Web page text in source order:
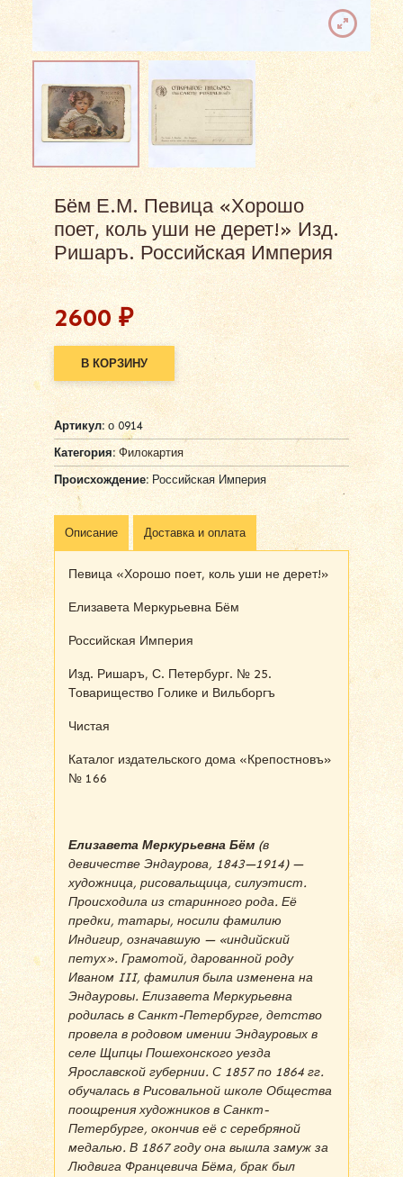
Бём Е.М. Певица «Хорошо
поет, коль уши не дерет!» Изд.
Ришаръ. Российская Империя
2600₽
В КОРЗИНУ
Alternative:
Артикул: о 0914
Категория: Филокартия
Происхождение:Российская Империя
Описание Доставка и оплата
Певица «Хорошо поет, коль уши не дерет!»
Елизавета Меркурьевна Бём
Российская Империя
Изд. Ришаръ, С. Петербург. № 25.
Товарищество Голике и Вильборгъ
Чистая
Каталог издательского дома «Крепостновъ»
№ 166
Елизавета Меркурьевна Бём (в
девичестве Эндаурова, 1843—1914) —
художница, рисовальщица, силуэтист.
Происходила из старинного рода. Её
предки, татары, носили фамилию
Индигир, означавшую — «индийский
петух». Грамотой, дарованной роду
Иваном III, фамилия была изменена на
Эндауровы. Елизавета Меркурьевна
родилась в Санкт-Петербурге, детство
провела в родовом имении Эндауровых в
селе Щипцы Пошехонского уезда
Ярославской губернии. С 1857 по 1864 гг.
обучалась в Рисовальной школе Общества
поощрения художников в Санкт-
Петербурге, окончив её с серебряной
медалью. В 1867 году она вышла замуж за
Людвига Францевича Бёма, брак был